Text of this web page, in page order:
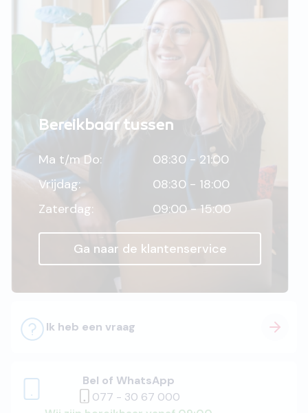
Bereikbaar tussen
Ma t/m Do:
08:30 - 21:00
Vrijdag:
08:30 - 18:00
Zaterdag:
09:00 - 15:00
Ga naar de klantenservice
Ik heb een vraag
Bel of WhatsApp
077 - 30 67 000